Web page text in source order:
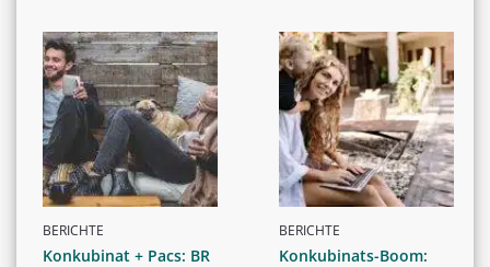
BERICHTE
Konkubinat + Pacs: BR
BERICHTE
Konkubinats-Boom: